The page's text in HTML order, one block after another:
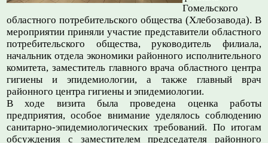
Гомельского
областного потребительского общества (Хлебозавода). В
мероприятии приняли участие представители областного
потребительского общества, руководитель филиала,
начальник отдела экономики районного исполнительного
комитета, заместитель главного врача областного центра
гигиены и эпидемиологии, а также главный врач
районного центра гигиены и эпидемиологии.
В ходе визита была проведена оценка работы
предприятия, особое внимание уделялось соблюдению
санитарно-эпидемиологических требований. По итогам
обсуждения с заместителем председателя районного